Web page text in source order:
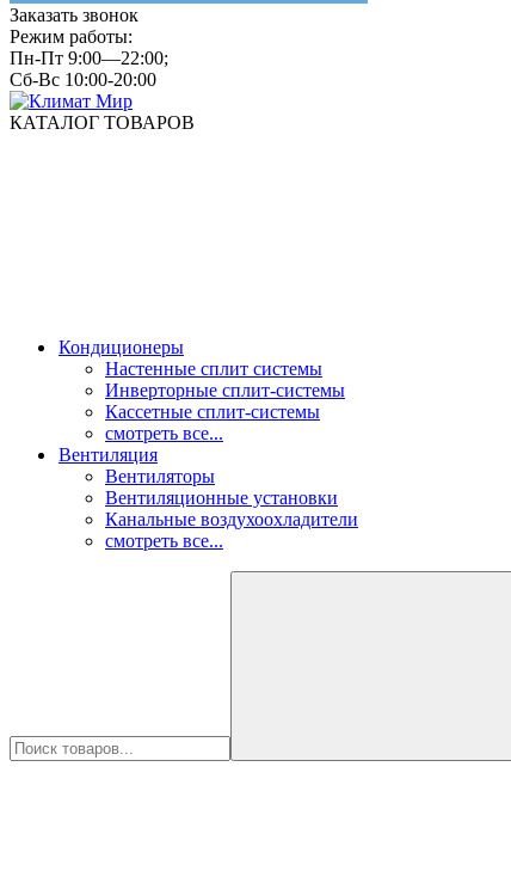
Заказать звонок
Режим работы:
Пн-Пт 9:00—22:00;
Сб-Вс 10:00-20:00
КАТАЛОГ ТОВАРОВ
Кондиционеры
Настенные сплит системы
Инверторные сплит-системы
Кассетные сплит-системы
смотреть все...
Вентиляция
Вентиляторы
Вентиляционные установки
Канальные воздухоохладители
смотреть все...